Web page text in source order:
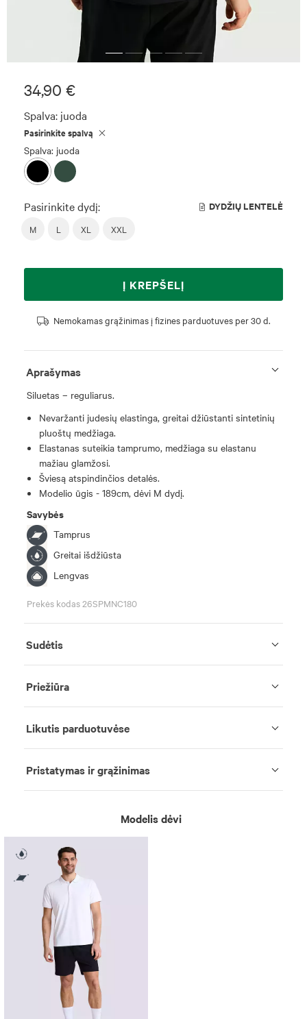
34,90 €
Spalva: juoda
Pasirinkite spalvą
Spalva: juoda
Pasirinkite dydį: DYDŽIŲ LENTELĖ
M L XL XXL
Į KREPŠELĮ
Nemokamas grąžinimas į fizines parduotuves per 30 d.
Aprašymas
Siluetas – reguliarus.
Nevaržanti judesių elastinga, greitai džiūstanti sintetinių
pluoštų medžiaga.
Elastanas suteikia tamprumo, medžiaga su elastanu
mažiau glamžosi.
Šviesą atspindinčios detalės.
Modelio ūgis - 189cm, dėvi M dydį.
Savybės
Tamprus
Greitai išdžiūsta
Lengvas
Prekės kodas 26SPMNC180
Sudėtis
Priežiūra
Likutis parduotuvėse
Pristatymas ir grąžinimas
Modelis dėvi